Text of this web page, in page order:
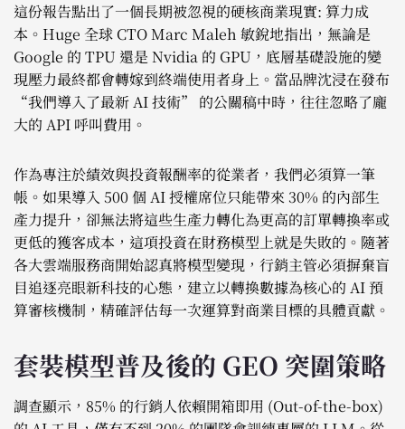
這份報告點出了一個長期被忽視的硬核商業現實: 算力成
本。Huge 全球 CTO Marc Maleh 敏銳地指出，無論是
Google 的 TPU 還是 Nvidia 的 GPU，底層基礎設施的變
現壓力最終都會轉嫁到終端使用者身上。當品牌沈浸在發布
“我們導入了最新 AI 技術” 的公關稿中時，往往忽略了龐
大的 API 呼叫費用。
作為專注於績效與投資報酬率的從業者，我們必須算一筆
帳。如果導入 500 個 AI 授權席位只能帶來 30% 的內部生
產力提升，卻無法將這些生產力轉化為更高的訂單轉換率或
更低的獲客成本，這項投資在財務模型上就是失敗的。隨著
各大雲端服務商開始認真將模型變現，行銷主管必須摒棄盲
目追逐亮眼新科技的心態，建立以轉換數據為核心的 AI 預
算審核機制，精確評估每一次運算對商業目標的具體貢獻。
套裝模型普及後的 GEO 突圍策略
調查顯示，85% 的行銷人依賴開箱即用 (Out-of-the-box)